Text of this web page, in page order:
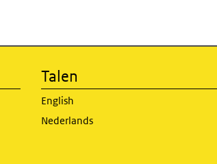
Talen
English
Nederlands